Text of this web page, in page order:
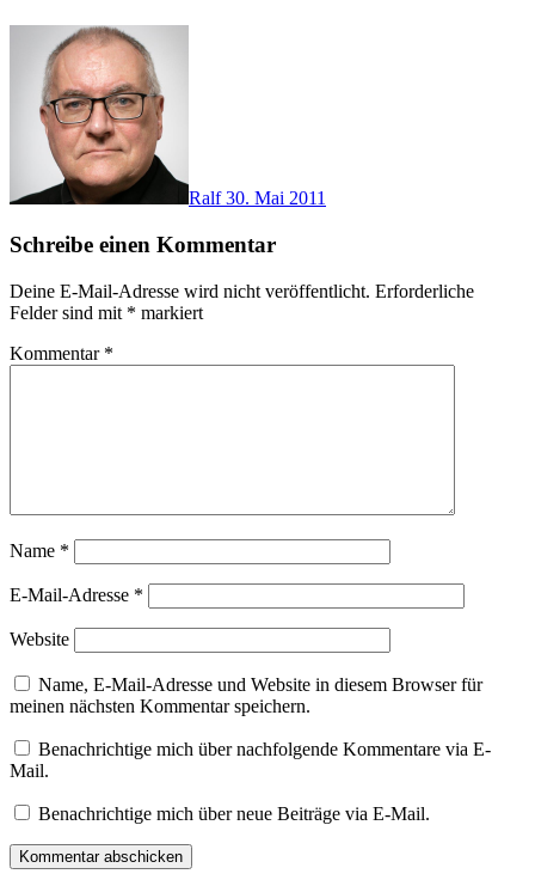
Ralf30. Mai 2011
Schreibe einen Kommentar
Deine E-Mail-Adresse wird nicht veröffentlicht. Erforderliche
Felder sind mit * markiert
Kommentar *
Name *
E-Mail-Adresse *
Website
Name, E-Mail-Adresse und Website in diesem Browser für
meinen nächsten Kommentar speichern.
Benachrichtige mich über nachfolgende Kommentare via E-
Mail.
Benachrichtige mich über neue Beiträge via E-Mail.